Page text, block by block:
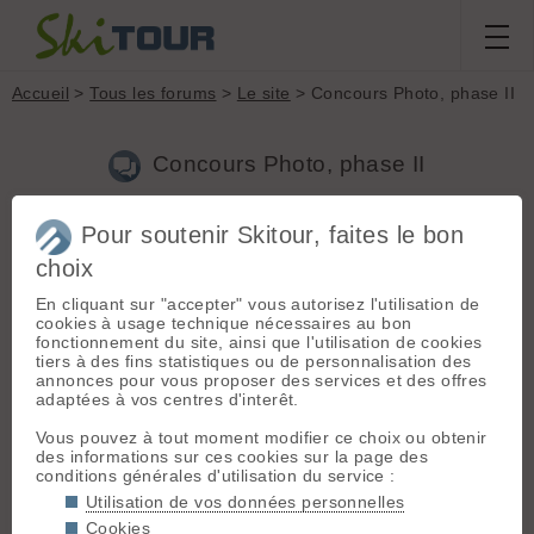
Accueil >Tous les forums > Le site > Concours Photo, phase II
Concours Photo, phase II
Jeroen[13278posts] - Le 03/06/2005 17:04
Suite à laphase I du concours photo, je déclare la phase II
ouverte !
A gagner :
Encadrement d'un agrandissement (20x30) des 3 premières
photos.
Règles du vote :
- Chaque votant (le vote est ouvert à tous, membres ou non)
dispose d'untotal de 10 points à répartir sur 3 photos
Pour soutenir Skitour, faites le bon
choix
En cliquant sur "accepter" vous autorisez l'utilisation de
cookies à usage technique nécessaires au bon
fonctionnement du site, ainsi que l'utilisation de cookies
tiers à des fins statistiques ou de personnalisation des
annonces pour vous proposer des services et des offres
adaptées à vos centres d'interêt.
Vous pouvez à tout moment modifier ce choix ou obtenir
des informations sur ces cookies sur la page des
conditions générales d'utilisation du service :
Utilisation de vos données personnelles
Cookies